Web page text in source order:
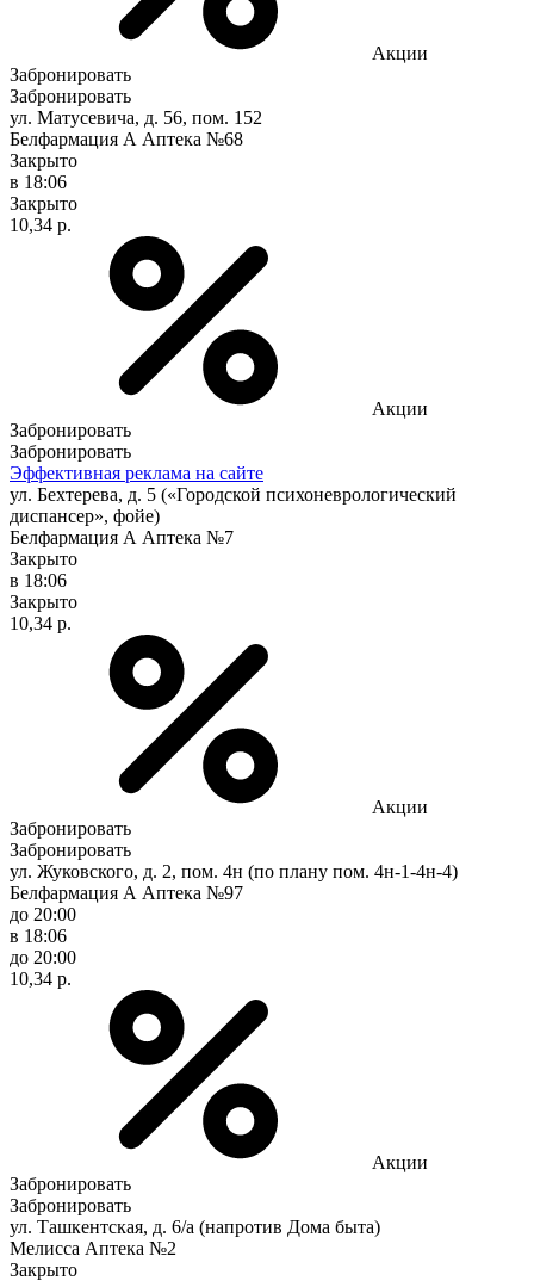
Акции
Забронировать
Забронировать
ул. Матусевича, д. 56, пом. 152
Белфармация А Аптека №68
Закрыто
в 18:06
Закрыто
10,34 р.
Акции
Забронировать
Забронировать
Эффективная реклама на сайте
ул. Бехтерева, д. 5 («Городской психоневрологический
диспансер», фойе)
Белфармация А Аптека №7
Закрыто
в 18:06
Закрыто
10,34 р.
Акции
Забронировать
Забронировать
ул. Жуковского, д. 2, пом. 4н (по плану пом. 4н-1-4н-4)
Белфармация А Аптека №97
до 20:00
в 18:06
до 20:00
10,34 р.
Акции
Забронировать
Забронировать
ул. Ташкентская, д. 6/а (напротив Дома быта)
Мелисса Аптека №2
Закрыто